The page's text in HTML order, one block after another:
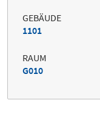
GEBÄUDE
1101
RAUM
G010